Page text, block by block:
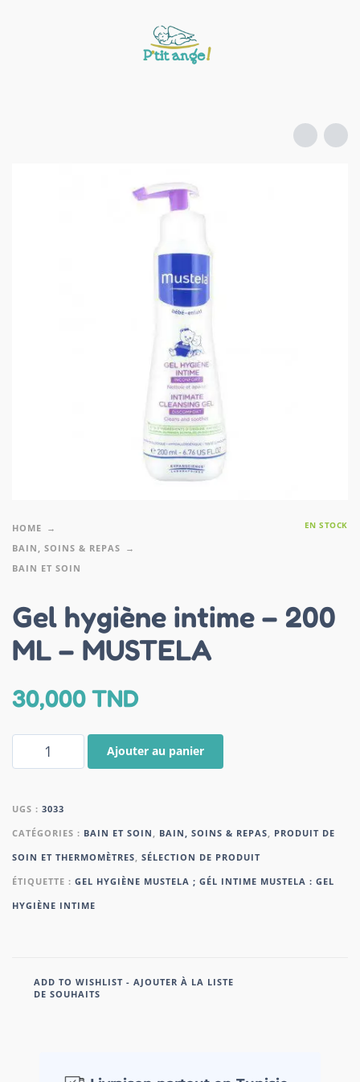
HOME
BAIN, SOINS & REPAS
BAIN ET SOIN
EN STOCK
Gel hygiène intime – 200
ML – MUSTELA
30,000TND
Ajouter au panier
UGS : 3033
CATÉGORIES : BAIN ET SOIN BAIN, SOINS & REPAS
PRODUIT DE
SOIN ET THERMOMÈTRES SÉLECTION DE PRODUIT
ÉTIQUETTE : GEL HYGIÈNE MUSTELA ; GÉL INTIME MUSTELA : GEL
HYGIÈNE INTIME
ADD TO WISHLIST - AJOUTER À LA LISTE
DE SOUHAITS